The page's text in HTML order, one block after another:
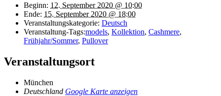
Beginn: 12. September 2020 @ 10:00
Ende: 15. September 2020 @ 18:00
Veranstaltungskategorie: Deutsch
Veranstaltung-Tags:models, Kollektion, Cashmere,
Frühjahr/Sommer, Pullover
Veranstaltungsort
München
Deutschland Google Karte anzeigen